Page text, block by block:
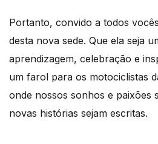
Portanto, convido a todos
desta nova sede. Que ela seja
aprendizagem, celebração e
um farol para os motociclistas
onde nossos sonhos e paixões
novas histórias sejam escritas.